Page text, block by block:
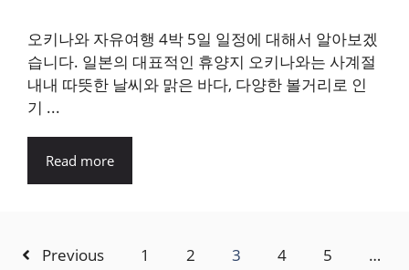
오키나와 자유여행 4박 5일 일정에 대해서 알아보겠
습니다. 일본의 대표적인 휴양지 오키나와는 사계절
내내 따뜻한 날씨와 맑은 바다, 다양한 볼거리로 인
기 ...
Read more
Previous 1 2 3 4 5 …